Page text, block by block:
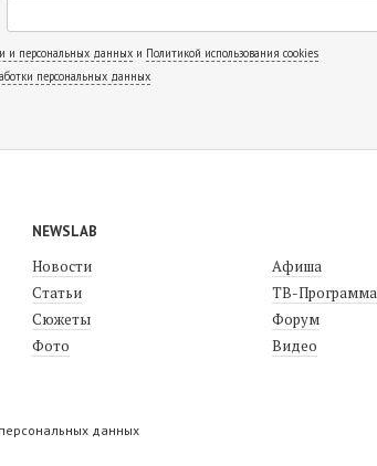
и персональных данных и Политикой использования cookies
персональных данных
NEWSLAB
Новости
Статьи
Сюжеты
Фото
Афиша
ТВ-Программа
Форум
Видео
данных